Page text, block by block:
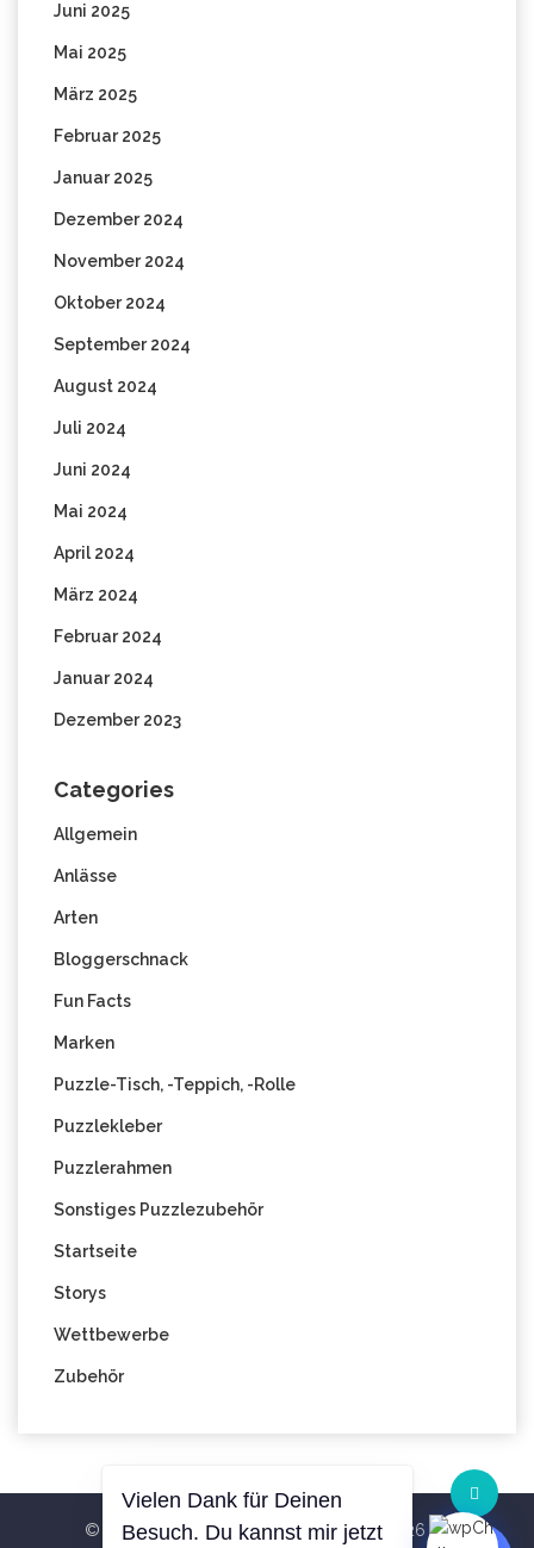
Juni 2025
Mai 2025
März 2025
Februar 2025
Januar 2025
Dezember 2024
November 2024
Oktober 2024
September 2024
August 2024
Juli 2024
Juni 2024
Mai 2024
April 2024
März 2024
Februar 2024
Januar 2024
Dezember 2023
Categories
Allgemein
Anlässe
Arten
Bloggerschnack
Fun Facts
Marken
Puzzle-Tisch, -Teppich, -Rolle
Puzzlekleber
Puzzlerahmen
Sonstiges Puzzlezubehör
Startseite
Storys
Wettbewerbe
Zubehör
© All Right Reserved Blog PuzzleWelt 2026
Vielen Dank für Deinen